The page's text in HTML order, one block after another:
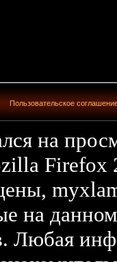
Пользовательское
на
Firefox
на